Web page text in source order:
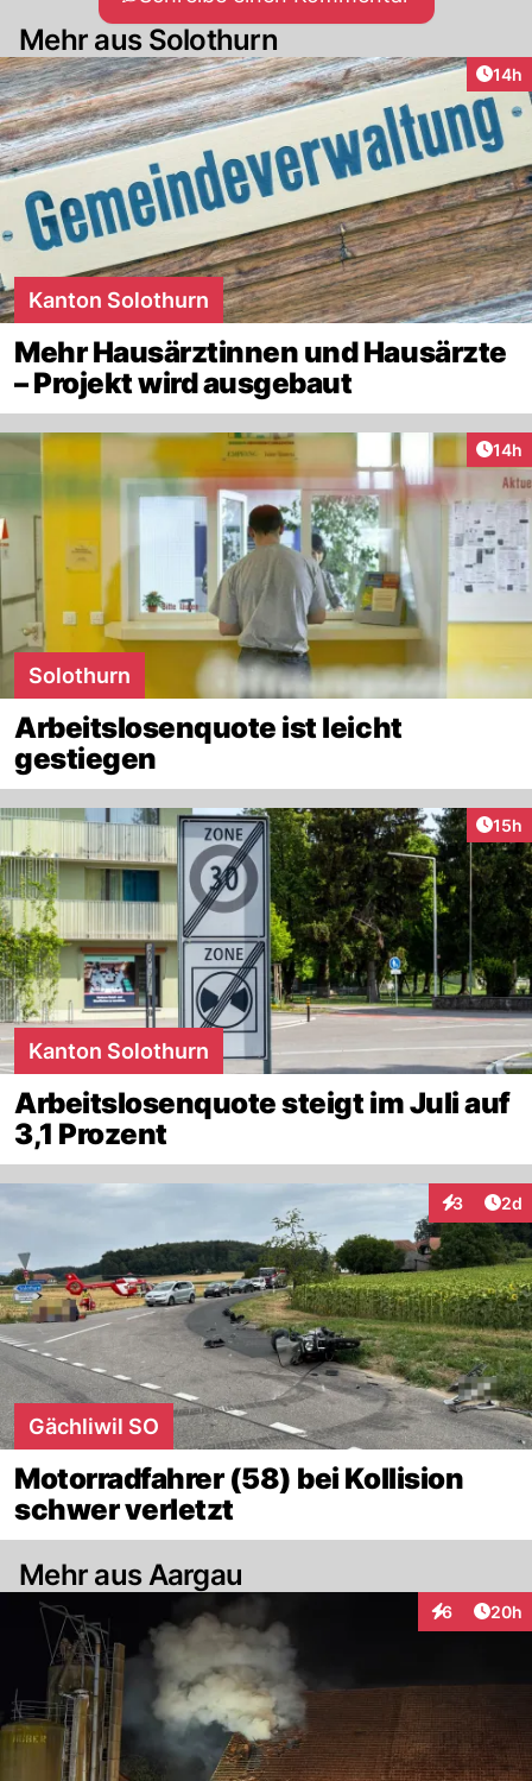
Mehr aus Solothurn
14h
Kanton Solothurn
Mehr Hausärztinnen und Hausärzte
– Projekt wird ausgebaut
14h
Solothurn
Arbeitslosenquote ist leicht
gestiegen
15h
Kanton Solothurn
Arbeitslosenquote steigt im Juli auf
3,1 Prozent
3 2d
Gächliwil SO
Motorradfahrer (58) bei Kollision
schwer verletzt
Mehr aus Aargau
6
Interaktionen
20h